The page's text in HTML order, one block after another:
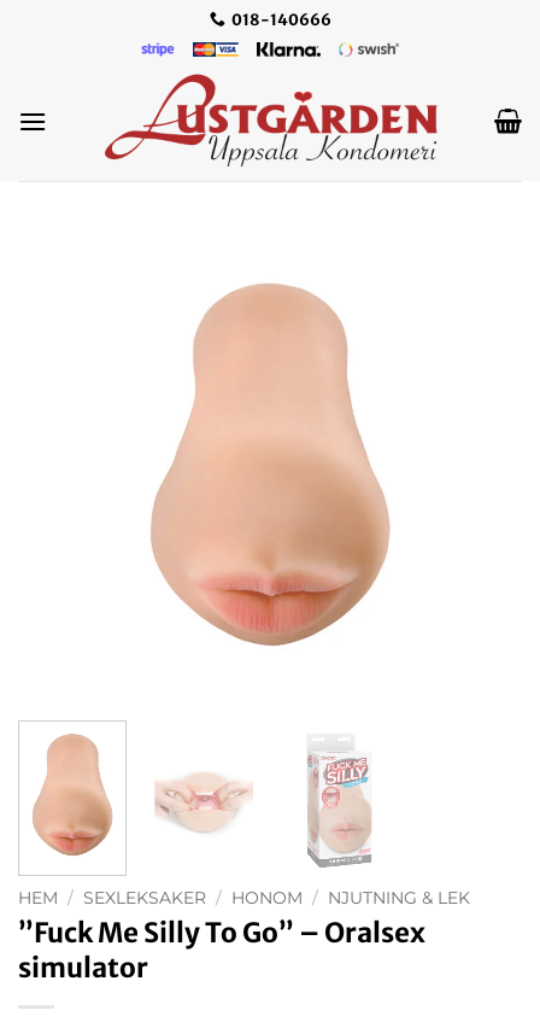
018-140666
HEM / SEXLEKSAKER / HONOM / NJUTNING & LEK
”Fuck Me Silly To Go” – Oralsex
simulator